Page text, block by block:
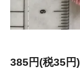
385円(税35円)